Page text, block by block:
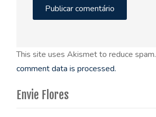
This site uses Akismet to reduce spam.
comment data is processed.
Envie Flores